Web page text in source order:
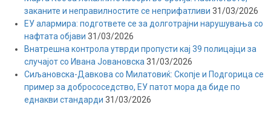
заканите и неправилностите се неприфатливи 31/03/2026
ЕУ алармира: подгответе се за долготрајни нарушувања со
нафтата објави 31/03/2026
Внатрешна контрола утврди пропусти кај 39 полицајци за
случајот со Ивана Јовановска 31/03/2026
Сиљановска-Давкова со Милатовиќ: Скопје и Подгорица се
пример за добрососедство, ЕУ патот мора да биде по
еднакви стандарди 31/03/2026